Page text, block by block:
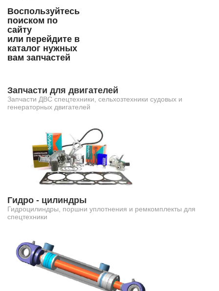
Воспользуйтесь
поиском по
сайту
или перейдите в
каталог нужных
вам запчастей
Запчасти для двигателей
Запчасти ДВС спецтехники, сельхозтехники судовых и
генераторных двигателей
Гидро - цилиндры
Гидроцилиндры, поршни уплотнения и ремкомплекты для
спецтехники